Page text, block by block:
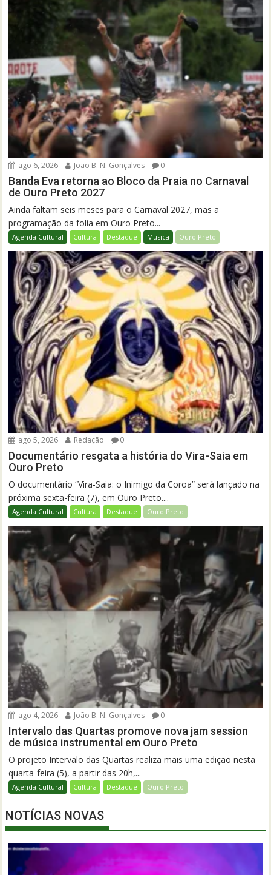
ago 6, 2026 João B. N. Gonçalves 0
Banda Eva retorna ao Bloco da Praia no Carnaval
de Ouro Preto 2027
Ainda faltam seis meses para o Carnaval 2027, mas a
programação da folia em Ouro Preto...
Agenda Cultural Cultura Destaque Música Ouro Preto
ago 5, 2026 Redação 0
Documentário resgata a história do Vira-Saia em
Ouro Preto
O documentário “Vira-Saia: o Inimigo da Coroa” será lançado na
próxima sexta-feira (7), em Ouro Preto....
Agenda Cultural Cultura Destaque Ouro Preto
ago 4, 2026 João B. N. Gonçalves 0
Intervalo das Quartas promove nova jam session
de música instrumental em Ouro Preto
O projeto Intervalo das Quartas realiza mais uma edição nesta
quarta-feira (5), a partir das 20h,...
Agenda Cultural Cultura Destaque Ouro Preto
NOTÍCIAS NOVAS